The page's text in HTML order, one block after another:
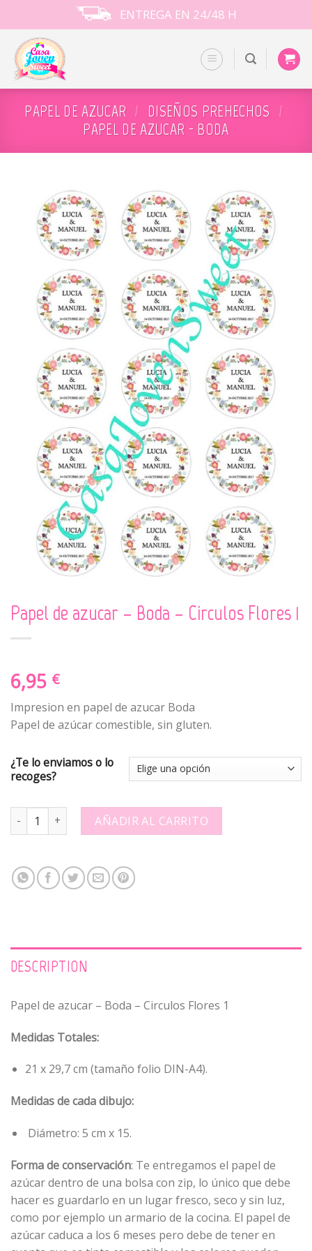
to
content
ENTREGA EN 24/48 H
PAPEL DE AZUCAR / DISEÑOS PREHECHOS /
PAPEL DE AZUCAR - BODA
Papel de azucar – Boda – Circulos Flores 1
6,95 €
Impresion en papel de azucar Boda
Papel de azúcar comestible, sin gluten.
¿Te lo enviamos o lo
recoges?
Papel de azucar - Boda - Circulos Flores 1 quantity
AÑADIR AL CARRITO
DESCRIPTION
Papel de azucar – Boda – Circulos Flores 1
Medidas Totales:
21 x 29,7 cm (tamaño folio DIN-A4).
Medidas de cada dibujo:
Diámetro: 5 cm x 15.
Forma de conservación: Te entregamos el papel de
azúcar dentro de una bolsa con zip, lo único que debe
hacer es guardarlo en un lugar fresco, seco y sin luz,
como por ejemplo un armario de la cocina. El papel de
azúcar caduca a los 6 meses pero debe de tener en